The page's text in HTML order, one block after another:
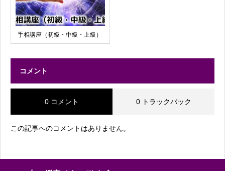
手相講座（初級・中級・上級）
コメント
0 コメント 0 トラックバック
この記事へのコメントはありません。